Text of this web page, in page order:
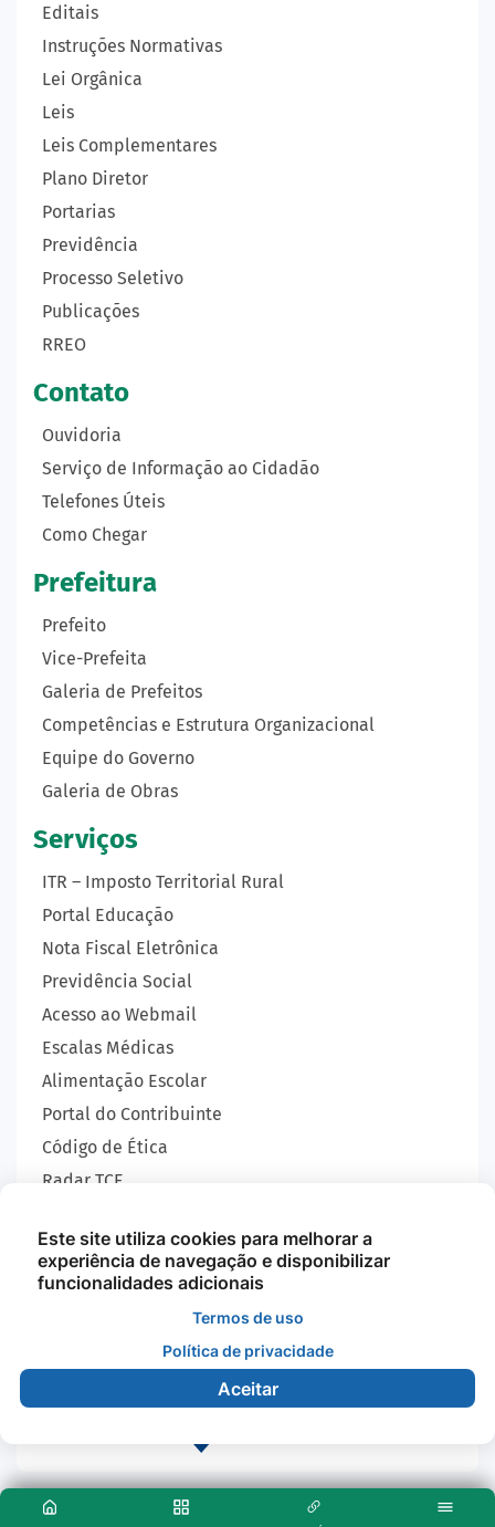
Editais
Instruções Normativas
Lei Orgânica
Leis
Leis Complementares
Plano Diretor
Portarias
Previdência
Processo Seletivo
Publicações
RREO
Contato
Ouvidoria
Serviço de Informação ao Cidadão
Telefones Úteis
Como Chegar
Prefeitura
Prefeito
Vice-Prefeita
Galeria de Prefeitos
Competências e Estrutura Organizacional
Equipe do Governo
Galeria de Obras
Serviços
ITR – Imposto Territorial Rural
Portal Educação
Nota Fiscal Eletrônica
Previdência Social
Acesso ao Webmail
Escalas Médicas
Alimentação Escolar
Portal do Contribuinte
Código de Ética
Radar TCE
SIC
GEOBRAS
Todos os Direitos Reservados - Prefeitura Municipal
de Nova Monte Verde - 2026
Este site utiliza cookies para melhorar a
experiência de navegação e disponibilizar
funcionalidades adicionais
Termos de uso
Política de privacidade
Aceitar